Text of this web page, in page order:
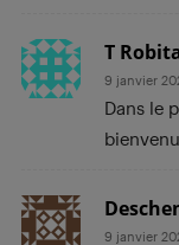
T
9 janvier
Dans le
9 janvier